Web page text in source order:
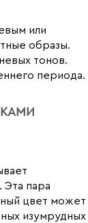
или
образы.
тонов.
периода.
Эта пара
цвет может
изумрудных